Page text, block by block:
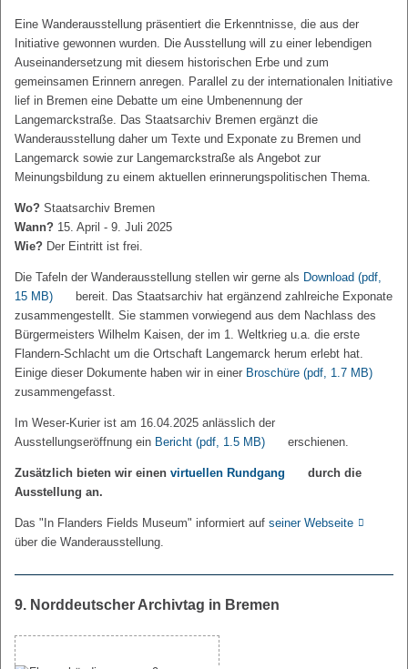
Eine Wanderausstellung präsentiert die Erkenntnisse, die aus der
Initiative gewonnen wurden. Die Ausstellung will zu einer lebendigen
Auseinandersetzung mit diesem historischen Erbe und zum
gemeinsamen Erinnern anregen. Parallel zu der internationalen Initiative
lief in Bremen eine Debatte um eine Umbenennung der
Langemarckstraße. Das Staatsarchiv Bremen ergänzt die
Wanderausstellung daher um Texte und Exponate zu Bremen und
Langemarck sowie zur Langemarckstraße als Angebot zur
Meinungsbildung zu einem aktuellen erinnerungspolitischen Thema.
Wo? Staatsarchiv Bremen
Wann? 15. April - 9. Juli 2025
Wie? Der Eintritt ist frei.
Die Tafeln der Wanderausstellung stellen wir gerne als Download (pdf,
15 MB)
bereit. Das Staatsarchiv hat ergänzend zahlreiche Exponate
zusammengestellt. Sie stammen vorwiegend aus dem Nachlass des
Bürgermeisters Wilhelm Kaisen, der im 1. Weltkrieg u.a. die erste
Flandern-Schlacht um die Ortschaft Langemarck herum erlebt hat.
Einige dieser Dokumente haben wir in einer Broschüre (pdf, 1.7 MB)
zusammengefasst.
Im Weser-Kurier ist am 16.04.2025 anlässlich der
Ausstellungseröffnung ein Bericht (pdf, 1.5 MB) erschienen.
Zusätzlich bieten wir einen virtuellen Rundgang
durch die
Ausstellung an.
Das "In Flanders Fields Museum" informiert auf seiner Webseite
über die Wanderausstellung.
9. Norddeutscher Archivtag in Bremen